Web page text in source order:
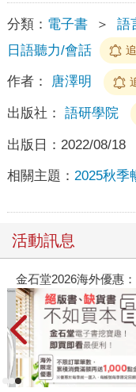
分類： 電子書 ＞ 語
日語聽力/會話
作者： 唐澤明
出版社： 語研學院
出版日： 2022/08/18
相關主題： 2025秋季
活動訊息
金石堂2026海外優惠